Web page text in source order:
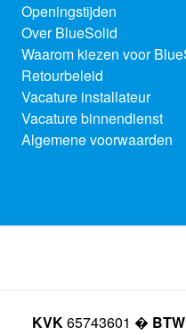
Openingstijden
Over BlueSolid
Waarom kiezen voor
Retourbeleid
Vacature installateur
Vacature binnendienst
Algemene voorwaarden
KVK65743601 � BTW